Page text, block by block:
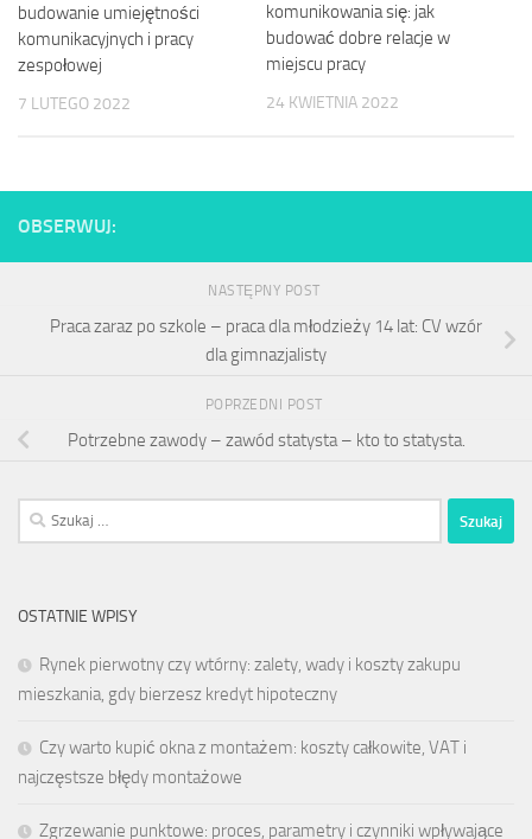
budowanie umiejętności
komunikacyjnych i pracy
zespołowej
7 LUTEGO 2022
komunikowania się: jak
budować dobre relacje w
miejscu pracy
24 KWIETNIA 2022
OBSERWUJ:
NASTĘPNY POST
Praca zaraz po szkole – praca dla młodzieży 14 lat: CV wzór
dla gimnazjalisty
POPRZEDNI POST
Potrzebne zawody – zawód statysta – kto to statysta.
Szukaj:
OSTATNIE WPISY
Rynek pierwotny czy wtórny: zalety, wady i koszty zakupu
mieszkania, gdy bierzesz kredyt hipoteczny
Czy warto kupić okna z montażem: koszty całkowite, VAT i
najczęstsze błędy montażowe
Zgrzewanie punktowe: proces, parametry i czynniki wpływające